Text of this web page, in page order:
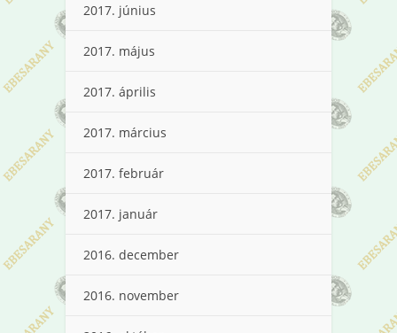
2017. június
2017. május
2017. április
2017. március
2017. február
2017. január
2016. december
2016. november